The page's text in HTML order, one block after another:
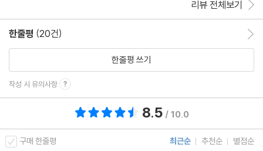
리뷰 전체보기
한줄평 (20건)
한줄평 쓰기
작성 시 유의사항
8.5 / 10.0
구매 한줄평 최근순 추천순 별점순